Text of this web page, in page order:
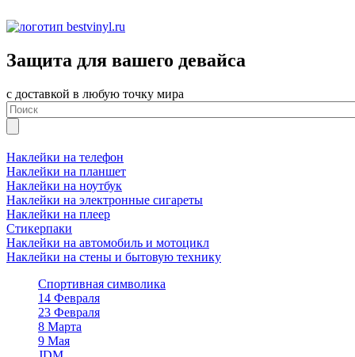
Защита для вашего девайса
с доставкой в любую точку мира
Наклейки на телефон
Наклейки на планшет
Наклейки на ноутбук
Наклейки на электронные сигареты
Наклейки на плеер
Стикерпаки
Наклейки на автомобиль и мотоцикл
Наклейки на стены и бытовую технику
Спортивная символика
14 Февраля
23 Февраля
8 Марта
9 Мая